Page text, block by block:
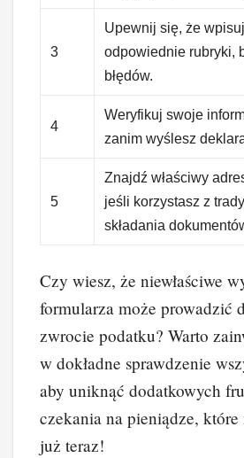
3
Upewnij się, że
odpowiednie rubryki,
błędów.
4
Weryfikuj swoje
zanim wyślesz
5
Znajdź właściwy
jeśli korzystasz z
składania
Czy wiesz, że niewłaściwe
formularza może prowadzić
zwrocie podatku? Warto
w dokładne sprawdzenie
aby uniknąć dodatkowych
czekania na pieniądze, które
już teraz!